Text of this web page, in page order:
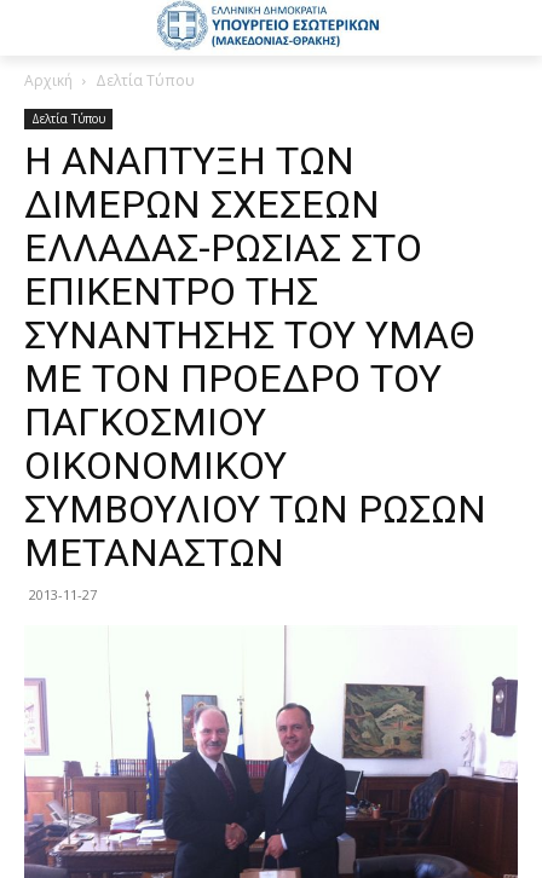
Αρχική Δελτία Τύπου
Δελτία Τύπου
H ΑΝΑΠΤΥΞΗ ΤΩΝ
ΔΙΜΕΡΩΝ ΣΧΕΣΕΩΝ
ΕΛΛΑΔΑΣ-ΡΩΣΙΑΣ ΣΤΟ
ΕΠΙΚΕΝΤΡΟ ΤΗΣ
ΣΥΝΑΝΤΗΣΗΣ ΤΟΥ ΥΜΑΘ
ΜΕ ΤΟΝ ΠΡΟΕΔΡΟ ΤΟΥ
ΠΑΓΚΟΣΜΙΟΥ
ΟΙΚΟΝΟΜΙΚΟΥ
ΣΥΜΒΟΥΛΙΟΥ ΤΩΝ ΡΩΣΩΝ
ΜΕΤΑΝΑΣΤΩΝ
2013-11-27